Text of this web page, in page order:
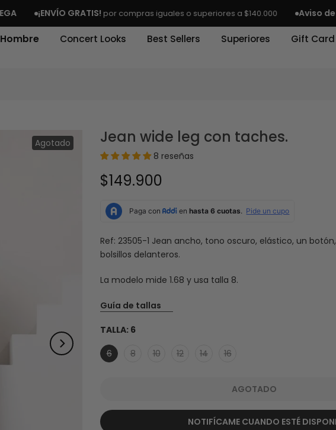
¡ENVÍO GRATIS!por compras iguales o superiores a $140.000 Aviso de
Hombre Concert Looks Best Sellers Superiores Gift Card
Agotado Jean wide leg con taches.
8 reseñas
$149.900
Ref: 23505-1 Jean ancho, tono oscuro, elástico, un
bolsillos delanteros.
La modelo mide 1.68 y usa talla 8.
Guía de tallas
TALLA: 6
6
8 10 12 14 16
AGOTADO
NOTIFÍCAME CUANDO ESTÉ